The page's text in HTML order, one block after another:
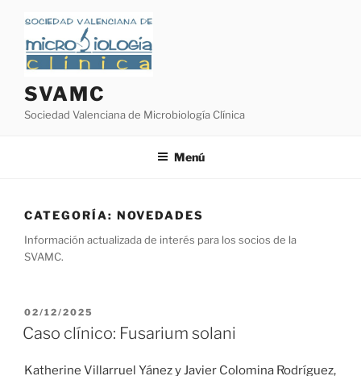
contenido
SVAMC
Sociedad Valenciana de Microbiología Clínica
Menú
CATEGORÍA: NOVEDADES
Información actualizada de interés para los socios de la
SVAMC.
PUBLICADO
EL
02/12/2025
Caso clínico: Fusarium solani
Katherine Villarruel Yánez y Javier Colomina Rodríguez,